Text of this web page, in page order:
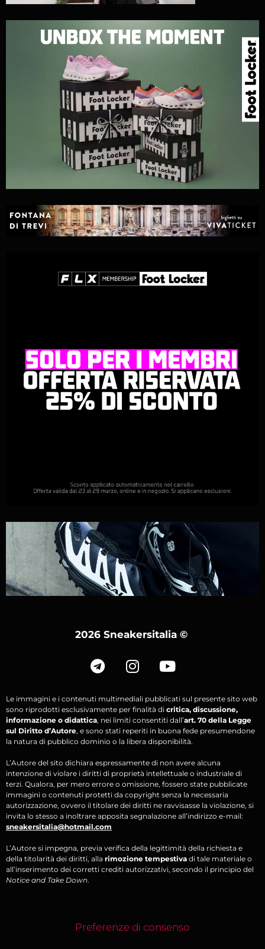
2026 Sneakersitalia ©
Le immagini e i contenuti multimediali pubblicati sul presente sito web
sono riprodotti esclusivamente per finalità di critica, discussione,
informazione o didattica, nei limiti consentiti dall’art. 70 della Legge
sul Diritto d’Autore, e sono stati reperiti in buona fede presumendone
la natura di pubblico dominio o la libera disponibilità.
L’Autore del sito dichiara espressamente di non avere alcuna
intenzione di violare i diritti di proprietà intellettuale o industriale di
terzi. Qualora, per mero errore o omissione, fossero state pubblicate
immagini o contenuti protetti da copyright senza la necessaria
autorizzazione, ovvero il titolare dei diritti ne ravvisasse la violazione, si
invita lo stesso a inoltrare apposita segnalazione all’indirizzo e-mail:
sneakersitalia@hotmail.com
L’Autore si impegna, previa verifica della legittimità della richiesta e
della titolarità dei diritti, alla rimozione tempestiva di tale materiale o
all’inserimento dei corretti crediti autorizzativi, secondo il principio del
Notice and Take Down.
Preferenze di consenso